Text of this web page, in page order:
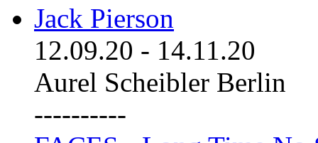
Jack Pierson
12.09.20 - 14.11.20
Aurel Scheibler Berlin
----------